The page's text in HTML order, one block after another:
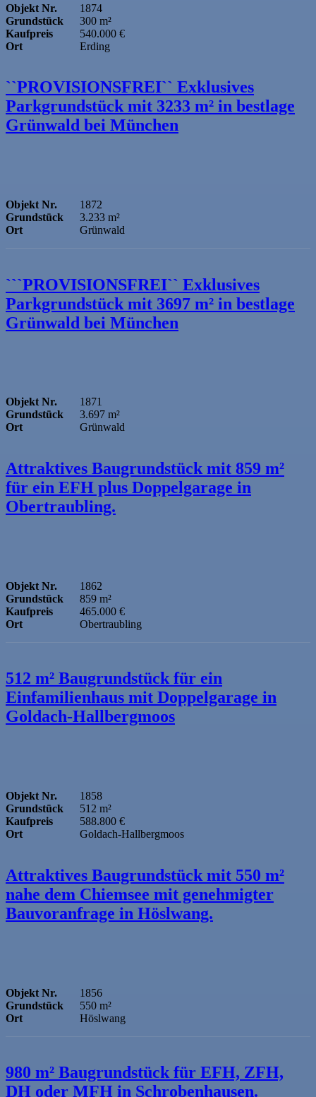
Objekt Nr.
1874
Grundstück
300 m²
Kaufpreis
540.000 €
Ort
Erding
``PROVISIONSFREI`` Exklusives
Parkgrundstück mit 3233 m² in bestlage
Grünwald bei München
Objekt Nr.
1872
Grundstück
3.233 m²
Ort
Grünwald
```PROVISIONSFREI`` Exklusives
Parkgrundstück mit 3697 m² in bestlage
Grünwald bei München
Objekt Nr.
1871
Grundstück
3.697 m²
Ort
Grünwald
Attraktives Baugrundstück mit 859 m²
für ein EFH plus Doppelgarage in
Obertraubling.
Objekt Nr.
1862
Grundstück
859 m²
Kaufpreis
465.000 €
Ort
Obertraubling
512 m² Baugrundstück für ein
Einfamilienhaus mit Doppelgarage in
Goldach-Hallbergmoos
Objekt Nr.
1858
Grundstück
512 m²
Kaufpreis
588.800 €
Ort
Goldach-Hallbergmoos
Attraktives Baugrundstück mit 550 m²
nahe dem Chiemsee mit genehmigter
Bauvoranfrage in Höslwang.
Objekt Nr.
1856
Grundstück
550 m²
Ort
Höslwang
980 m² Baugrundstück für EFH, ZFH,
DH oder MFH in Schrobenhausen.